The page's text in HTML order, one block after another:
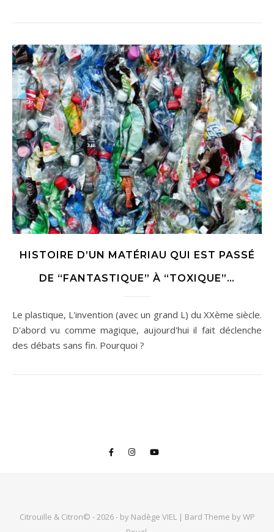
HISTOIRE D’UN MATÉRIAU QUI EST PASSÉ
DE “FANTASTIQUE” À “TOXIQUE”…
Le plastique, L'invention (avec un grand L) du XXème siècle.
D'abord vu comme magique, aujourd'hui il fait déclenche
des débats sans fin. Pourquoi ?
Citrouille & Citron© - 2026 - by Nadège VIEL | Bard Theme byWP